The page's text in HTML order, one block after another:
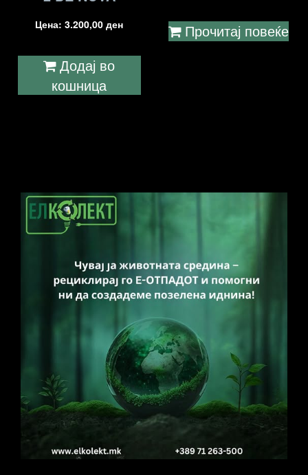
Цена:3.200,00ден
Додај во
кошница
Прочитај повеќе